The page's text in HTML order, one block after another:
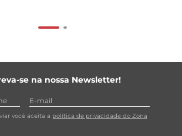
se na nossa Newsletter!
você aceita a política de privacidade do Zona